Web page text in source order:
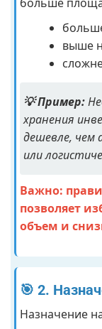
выше
💡 Пример:
хранения
дешевле, чем
или
Важно:
позволяет
объем и
🎯 2.
Назначение